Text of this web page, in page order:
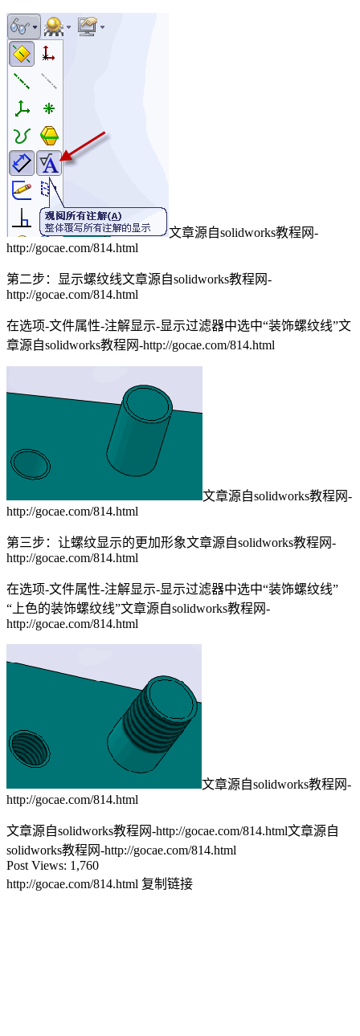
文章源自solidworks教程网-
http://gocae.com/814.html
第二步：显示螺纹线文章源自solidworks教程网-
http://gocae.com/814.html
在选项-文件属性-注解显示-显示过滤器中选中“装饰螺纹线”文
章源自solidworks教程网-http://gocae.com/814.html
文章源自solidworks教程网-
http://gocae.com/814.html
第三步：让螺纹显示的更加形象文章源自solidworks教程网-
http://gocae.com/814.html
在选项-文件属性-注解显示-显示过滤器中选中“装饰螺纹线”
“上色的装饰螺纹线”文章源自solidworks教程网-
http://gocae.com/814.html
文章源自solidworks教程网-
http://gocae.com/814.html
文章源自solidworks教程网-http://gocae.com/814.html文章源自
solidworks教程网-http://gocae.com/814.html
Post Views: 1,760
http://gocae.com/814.html 复制链接